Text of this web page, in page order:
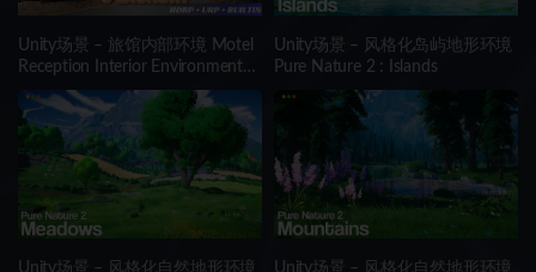
Unity场景 – 旅馆内部环境 Motel
Reception Interior Environment
(Hotel, Realistic, Modular)
Unity场景 – 风格化岛屿地形环境
Pure Nature 2 : Islands